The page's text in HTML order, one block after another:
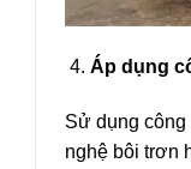
Áp dụng
Sử dụng công
nghệ bôi trơn